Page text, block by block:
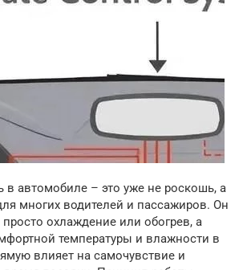
в автомобиле – это уже не роскошь, а
многих водителей и пассажиров. Он
охлаждение или обогрев, а
температуры и влажности в
влияет на самочувствие и